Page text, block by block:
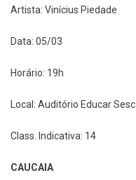
Artista: Vinícius Piedade
Data: 05/03
Horário: 19h
Local: Auditório Educar Sesc
Class. Indicativa: 14
CAUCAIA